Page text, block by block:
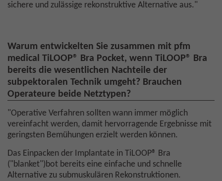
sichere und zulässige rekonstruktive Alternative aus."
Warum entwickelten Sie zusammen mit pfm
medical TiLOOP® Bra Pocket, wenn TiLOOP® Bra
bereits die wesentlichen Nachteile der
subpektoralen Technik umgeht? Brauchen
Operateure beide Netztypen?
"Operative Verfahren sollten wann immer möglich
vereinfacht werden, damit hervorragende Ergebnisse mit
geringsten Bemühungen erzielt werden können.
Das Einpacken der Implantate in TiLOOP® Bra
("blanket")bot bereits eine einfache und schnelle
Alternative zu submuskulären Rekonstruktionen.